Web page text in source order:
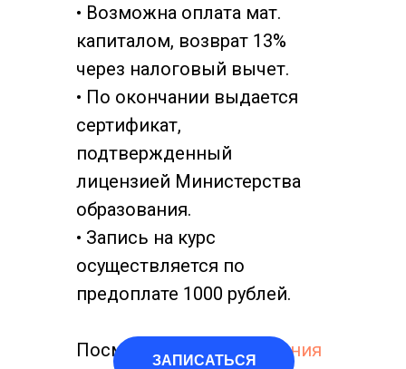
• Возможна оплата мат.
капиталом, возврат 13%
через налоговый вычет.
• По окончании выдается
сертификат,
подтвержденный
лицензией Министерства
образования.
• Запись на курс
осуществляется по
предоплате 1000 рублей.
Посмотреть:План обучения
ЗАПИСАТЬСЯ